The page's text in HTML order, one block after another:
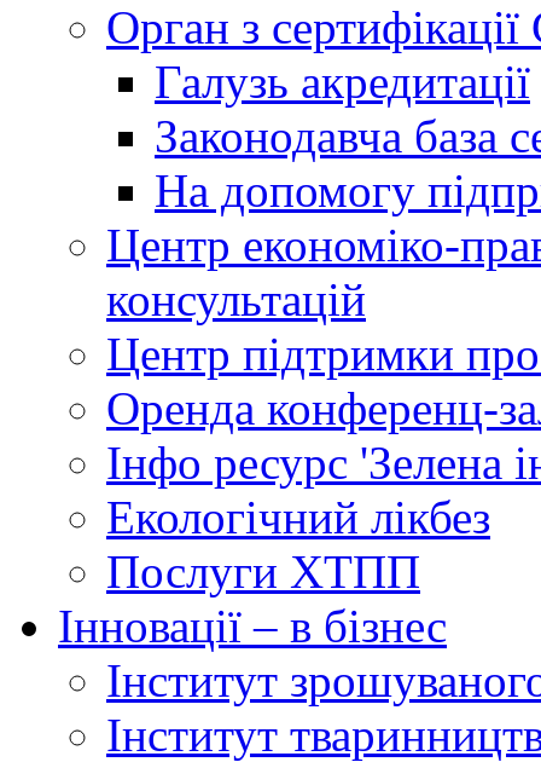
Орган з
Галузь акредитації
Законодавча база
На допомогу
Центр економіко-
консультацій
Центр підтримки
Оренда конференц-
Інфо ресурс 'Зелена
Екологічний лікбез
Послуги ХТПП
Інновації – в бізнес
Інститут
Інститут